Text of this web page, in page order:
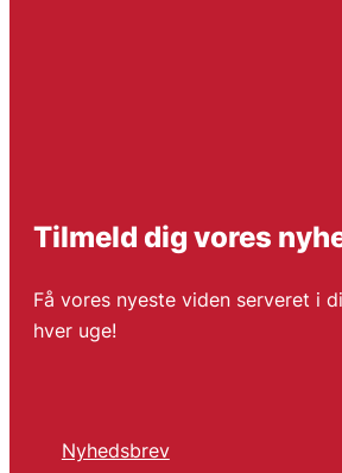
Tilmeld dig vores
Få vores nyeste viden serveret i
hver uge!
Nyhedsbrev